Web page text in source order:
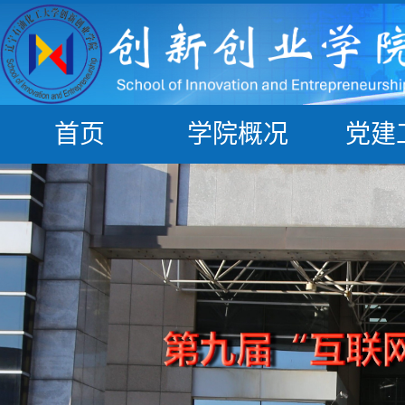
首页 学院概况 党建